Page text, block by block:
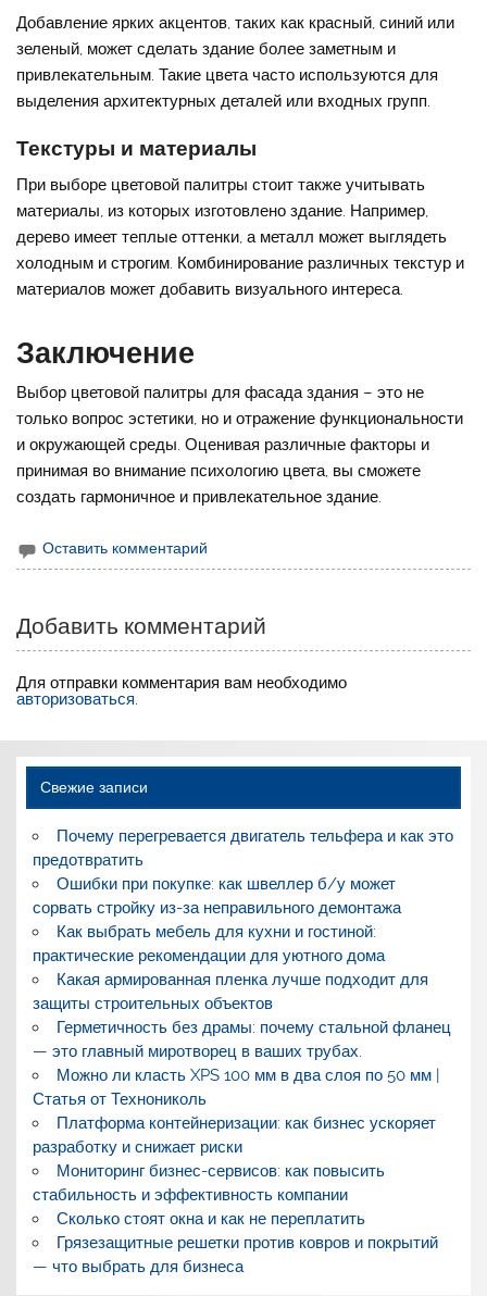
Добавление ярких акцентов, таких как красный, синий или
зеленый, может сделать здание более заметным и
привлекательным. Такие цвета часто используются для
выделения архитектурных деталей или входных групп.
Текстуры и материалы
При выборе цветовой палитры стоит также учитывать
материалы, из которых изготовлено здание. Например,
дерево имеет теплые оттенки, а металл может выглядеть
холодным и строгим. Комбинирование различных текстур и
материалов может добавить визуального интереса.
Заключение
Выбор цветовой палитры для фасада здания – это не
только вопрос эстетики, но и отражение функциональности
и окружающей среды. Оценивая различные факторы и
принимая во внимание психологию цвета, вы сможете
создать гармоничное и привлекательное здание.
Оставить комментарий
Добавить комментарий
Для отправки комментария вам необходимо
авторизоваться.
Свежие записи
Почему перегревается двигатель тельфера и как это
предотвратить
Ошибки при покупке: как швеллер б/у может
сорвать стройку из-за неправильного демонтажа
Как выбрать мебель для кухни и гостиной:
практические рекомендации для уютного дома
Какая армированная пленка лучше подходит для
защиты строительных объектов
Герметичность без драмы: почему стальной фланец
— это главный миротворец в ваших трубах.
Можно ли класть XPS 100 мм в два слоя по 50 мм |
Статья от Технониколь
Платформа контейнеризации: как бизнес ускоряет
разработку и снижает риски
Мониторинг бизнес-сервисов: как повысить
стабильность и эффективность компании
Сколько стоят окна и как не переплатить
Грязезащитные решетки против ковров и покрытий
— что выбрать для бизнеса